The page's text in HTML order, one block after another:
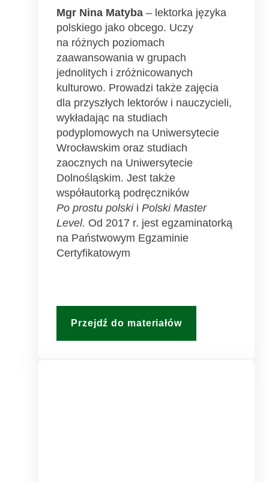
Mgr Nina Matyba – lektorka języka
polskiego jako obcego. Uczy
na różnych poziomach
zaawansowania w grupach
jednolitych i zróżnicowanych
kulturowo. Prowadzi także zajęcia
dla przyszłych lektorów i nauczycieli,
wykładając na studiach
podyplomowych na Uniwersytecie
Wrocławskim oraz studiach
zaocznych na Uniwersytecie
Dolnośląskim. Jest także
współautorką podręczników
Po prostu polski i Polski Master
Level. Od 2017 r. jest egzaminatorką
na Państwowym Egzaminie
Certyfikatowym
Przejdź do materiałów